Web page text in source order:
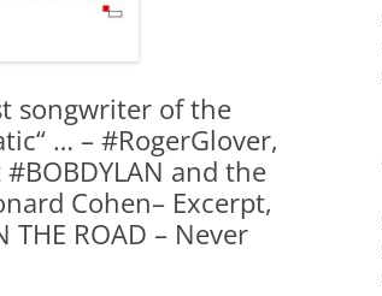
songwriter of the
… – #RogerGlover,
and the
Cohen– Excerpt,
ROAD – Never